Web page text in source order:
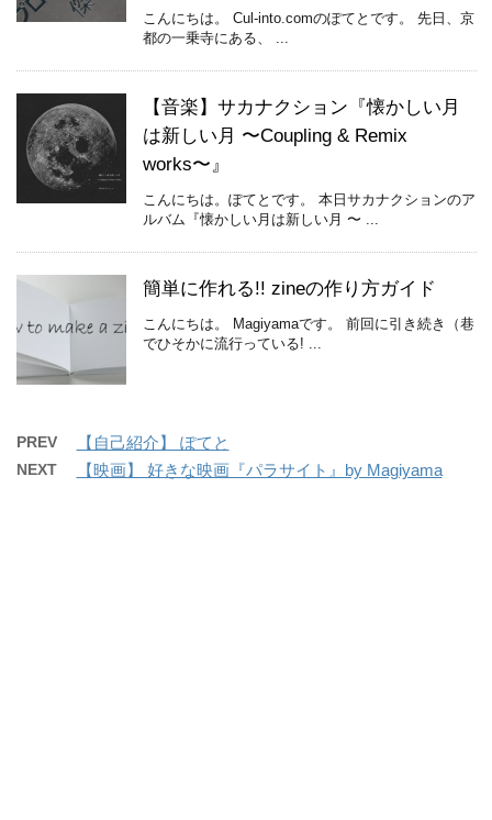
こんにちは。 Cul-into.comのぽてとです。 先日、京
都の一乗寺にある、 ...
【音楽】サカナクション『懐かしい月
は新しい月 〜Coupling & Remix
works〜』
こんにちは。ぽてとです。 本日サカナクションのア
ルバム『懐かしい月は新しい月 〜 ...
簡単に作れる!! zineの作り方ガイド
こんにちは。 Magiyamaです。 前回に引き続き（巷
でひそかに流行っている! ...
PREV 【自己紹介】 ぽてと
NEXT 【映画】 好きな映画『パラサイト』by Magiyama